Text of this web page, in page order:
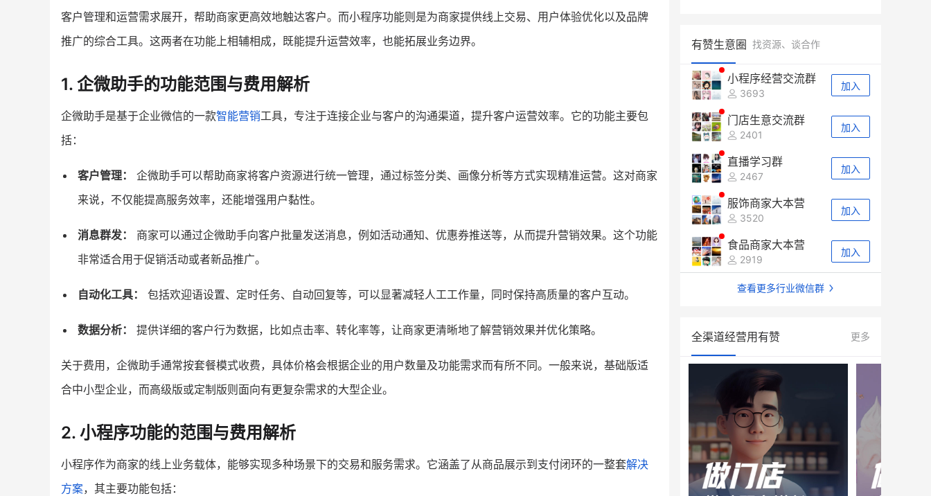
客户管理和运营需求展开，帮助商家更高效地触达客户。而小程序功能则是为商家提供线上交易、用户体验优化以及品牌
推广的综合工具。这两者在功能上相辅相成，既能提升运营效率，也能拓展业务边界。
1. 企微助手的功能范围与费用解析
企微助手是基于企业微信的一款智能营销工具，专注于连接企业与客户的沟通渠道，提升客户运营效率。它的功能主要包
括：
客户管理：
企微助手可以帮助商家将客户资源进行统一管理，通过标签分类、画像分析等方式实现精准运营。这对商家
来说，不仅能提高服务效率，还能增强用户黏性。
消息群发：
商家可以通过企微助手向客户批量发送消息，例如活动通知、优惠券推送等，从而提升营销效果。这个功能
非常适合用于促销活动或者新品推广。
自动化工具： 包括欢迎语设置、定时任务、自动回复等，可以显著减轻人工工作量，同时保持高质量的客户互动。
数据分析： 提供详细的客户行为数据，比如点击率、转化率等，让商家更清晰地了解营销效果并优化策略。
关于费用，企微助手通常按套餐模式收费，具体价格会根据企业的用户数量及功能需求而有所不同。一般来说，基础版适
合中小型企业，而高级版或定制版则面向有更复杂需求的大型企业。
2. 小程序功能的范围与费用解析
小程序作为商家的线上业务载体，能够实现多种场景下的交易和服务需求。它涵盖了从商品展示到支付闭环的一整套解决
方案，其主要功能包括：
有赞生意圈 找资源、谈合作
小程序经营交流群
3693
加入
门店生意交流群
2401
加入
直播学习群
2467
加入
服饰商家大本营
3520
加入
食品商家大本营
2919
加入
查看更多行业微信群
全渠道经营用有赞 更多